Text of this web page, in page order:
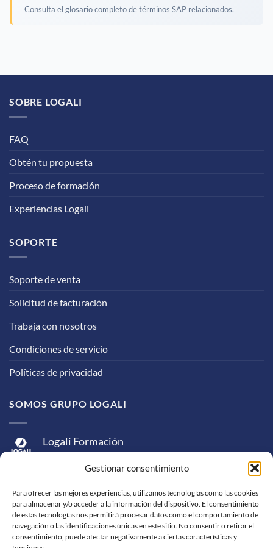
Gestionar consentimiento
Para ofrecer las mejores experiencias, utilizamos tecnologías como las cookies
para almacenar y/o acceder a la información del dispositivo. El consentimiento
de estas tecnologías nos permitirá procesar datos como el comportamiento de
navegación o las identificaciones únicas en este sitio. No consentir o retirar el
consentimiento, puede afectar negativamente a ciertas características y
Consulta el glosario completo de términos SAP relacionados.
SOBRE LOGALI
FAQ
Obtén tu propuesta
Proceso de formación
Experiencias Logali
SOPORTE
Soporte de venta
Solicitud de facturación
Trabaja con nosotros
Condiciones de servicio
Políticas de privacidad
SOMOS GRUPO LOGALI
Logali Formación
Logali Consultoría
Logali Ingeniería